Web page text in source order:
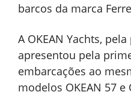
barcos da marca
A OKEAN Yachts,
apresentou pela
embarcações ao
modelos OKEAN 57 e